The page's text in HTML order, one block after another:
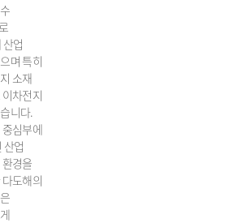
업
며 특히
소재
차전지
니다.
심부에
산업
경을
도해의